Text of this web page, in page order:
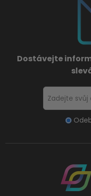
Dostávejte